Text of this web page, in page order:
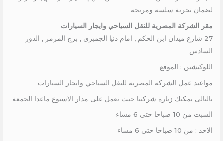
لضمان تجربة سلسة ومريحة
مقر الشركة المصرية للنقل السياحي وايجار السيارات
27 شارع ميدان ابن الحكم , امام دنيا الجمبرى , برج المرمر , الدور
السادس
اللوكيشين : الموقع
مواعيد عمل الشركة المصرية للنقل السياحي وايجار السيارات
بالتالى يمكنك زيارة شركتنا حيث نعمل على مدار الاسبوع ماعدا الجمعة
السبت من 10 صباحا حتى 6 مساء
الاحد : من 10 صباحا حتى 6 مساء